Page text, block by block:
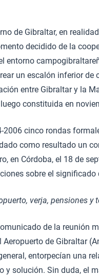
de Gibraltar, en
decidido de la
un escalón inferior de
entre Gibraltar y la
constituida en
2006 cinco rondas
como resultado un
en Córdoba, el 18 de
sobre el significado
verja, pensiones y
de la reunión
de Gibraltar
entorpecían una
y solución. Sin duda, el